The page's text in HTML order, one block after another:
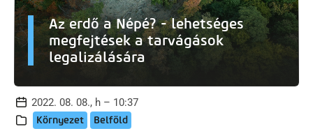
Az erdő a Népé? - lehetséges
megfejtések a tarvágások
legalizálására
2022. 08. 08., h – 10:37
Környezet Belföld